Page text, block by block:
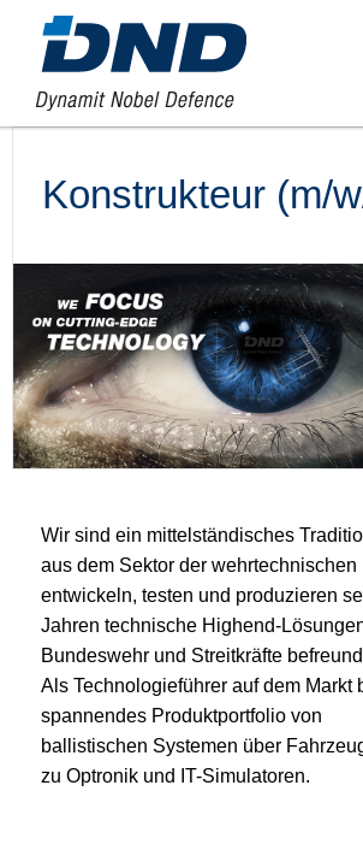
Konstrukteur (m/
Wir sind ein mittelständisches
aus dem Sektor der wehrtechnischen
entwickeln, testen und produzieren
Jahren technische Highend-
Bundeswehr und Streitkräfte
Als Technologieführer auf dem Markt
spannendes Produktportfolio von
ballistischen Systemen über
zu Optronik und IT-Simulatoren.